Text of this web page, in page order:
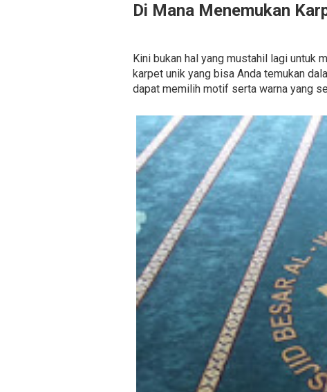
Di Mana Menemukan
Kini bukan hal yang mustahil lagi untuk
karpet unik yang bisa Anda temukan
dapat memilih motif serta warna yang